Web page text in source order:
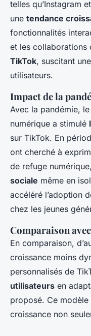
telles qu’Instagram
une tendance
fonctionnalités
et les collaborations
TikTok, suscitant
utilisateurs.
Impact de la
Avec la pandémie,
numérique a stimulé
sur TikTok. En
ont cherché à
de refuge
sociale même en
accéléré l’adoption
chez les jeunes
Comparaison
En comparaison,
croissance moins
personnalisés de
utilisateurs en
proposé. Ce
croissance non